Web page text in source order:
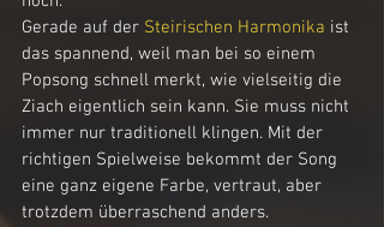
Gerade auf der Steirischen Harmonika ist
das spannend, weil man bei so einem
Popsong schnell merkt, wie vielseitig die
Ziach eigentlich sein kann. Sie muss nicht
immer nur traditionell klingen. Mit der
richtigen Spielweise bekommt der Song
eine ganz eigene Farbe, vertraut, aber
trotzdem überraschend anders.